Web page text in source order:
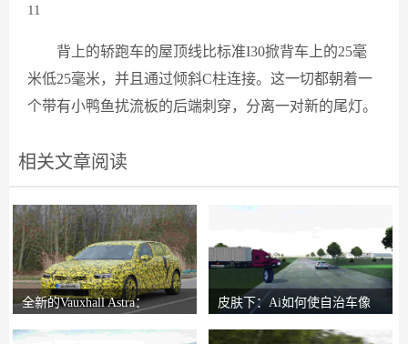
11
背上的轿跑车的屋顶线比标准I30掀背车上的25毫
米低25毫米，并且通过倾斜C柱连接。这一切都朝着一
个带有小鸭鱼扰流板的后端刺穿，分离一对新的尾灯。
相关文章阅读
全新的Vauxhall Astra：
皮肤下：Ai如何使自治车像